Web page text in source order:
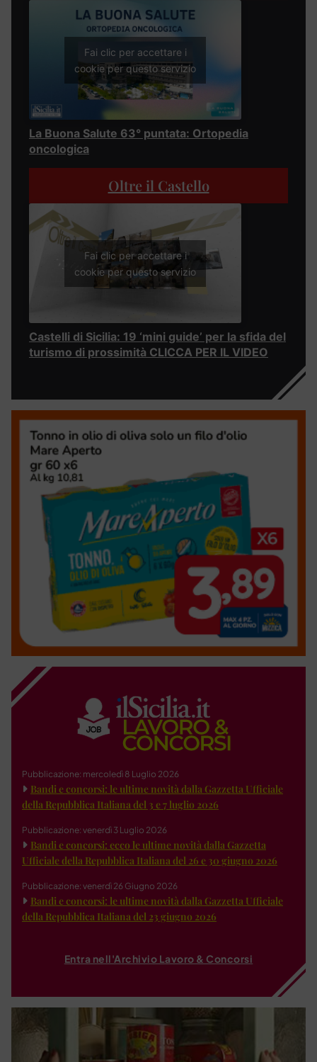
Fai clic per accettare i
cookie per questo servizio
La Buona Salute 63° puntata: Ortopedia
oncologica
Oltre il Castello
Fai clic per accettare i
cookie per questo servizio
Castelli di Sicilia: 19 ‘mini guide’ per la sfida del
turismo di prossimità CLICCA PER IL VIDEO
Pubblicazione: mercoledì 8 Luglio 2026
Bandi e concorsi: le ultime novità dalla Gazzetta Ufficiale
della Repubblica Italiana del 3 e 7 luglio 2026
Pubblicazione: venerdì 3 Luglio 2026
Bandi e concorsi: ecco le ultime novità dalla Gazzetta
Ufficiale della Repubblica Italiana del 26 e 30 giugno 2026
Pubblicazione: venerdì 26 Giugno 2026
Bandi e concorsi: le ultime novità dalla Gazzetta Ufficiale
della Repubblica Italiana del 23 giugno 2026
Entra nell'Archivio Lavoro & Concorsi